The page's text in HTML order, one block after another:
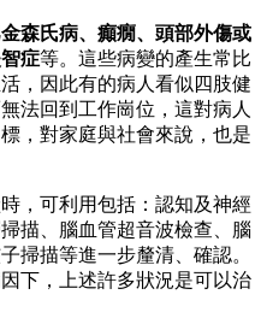
森氏病、癲癇、頭部外傷或
症等。這些病變的產生常比
，因此有的病人看似四肢健
法回到工作崗位，這對病人
，對家庭與社會來說，也是
，可利用包括：認知及神經
描、腦血管超音波檢查、腦
掃描等進一步釐清、確認。
下，上述許多狀況是可以治